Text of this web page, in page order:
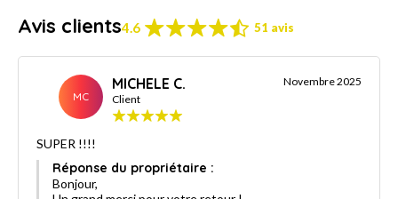
Avis clients4.6 51 avis
MC
MICHELE C.
Client
Novembre 2025
SUPER !!!!
Réponse du propriétaire :
Bonjour,